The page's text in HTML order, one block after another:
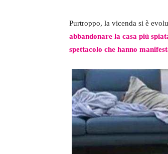
Purtroppo, la vicenda si è
abbandonare la casa più
spettacolo che hanno